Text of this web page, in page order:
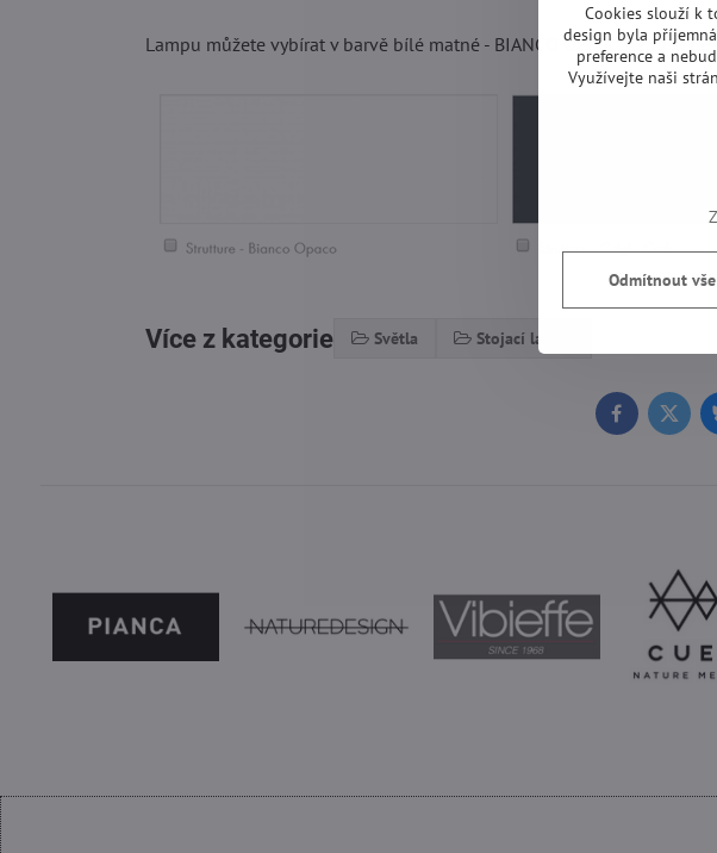
Lampu můžete vybírat v barvě bílé matné - BIANCO OPACO nebo šedé
Více z kategorie Světla Stojací lampy
Facebook
Cookies slouží k
design byla
preference a
Využívejte naši
Odmítnout vše